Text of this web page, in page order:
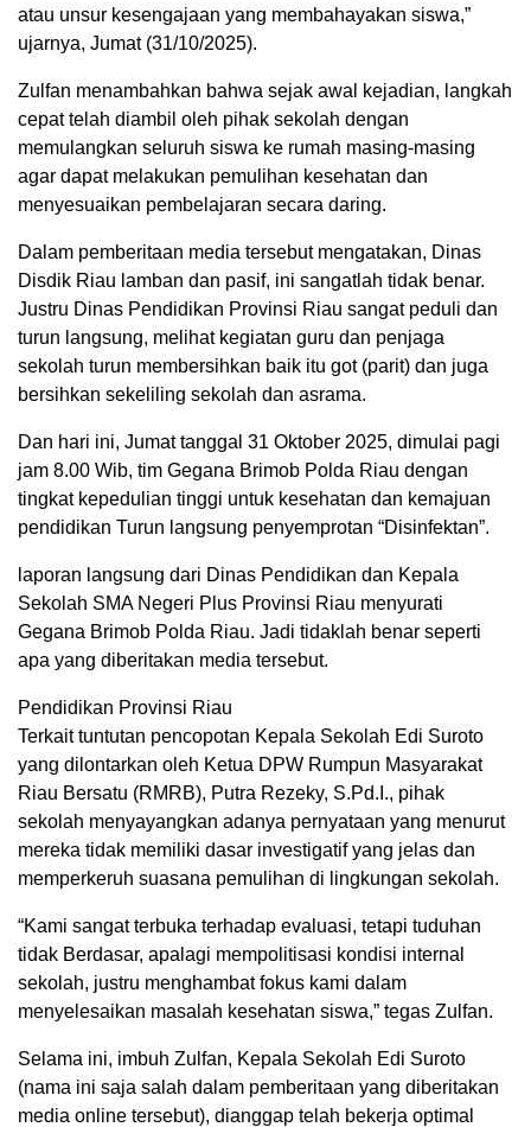
atau unsur kesengajaan yang membahayakan siswa,”
ujarnya, Jumat (31/10/2025).
Zulfan menambahkan bahwa sejak awal kejadian, langkah
cepat telah diambil oleh pihak sekolah dengan
memulangkan seluruh siswa ke rumah masing-masing
agar dapat melakukan pemulihan kesehatan dan
menyesuaikan pembelajaran secara daring.
Dalam pemberitaan media tersebut mengatakan, Dinas
Disdik Riau lamban dan pasif, ini sangatlah tidak benar.
Justru Dinas Pendidikan Provinsi Riau sangat peduli dan
turun langsung, melihat kegiatan guru dan penjaga
sekolah turun membersihkan baik itu got (parit) dan juga
bersihkan sekeliling sekolah dan asrama.
Dan hari ini, Jumat tanggal 31 Oktober 2025, dimulai pagi
jam 8.00 Wib, tim Gegana Brimob Polda Riau dengan
tingkat kepedulian tinggi untuk kesehatan dan kemajuan
pendidikan Turun langsung penyemprotan “Disinfektan”.
laporan langsung dari Dinas Pendidikan dan Kepala
Sekolah SMA Negeri Plus Provinsi Riau menyurati
Gegana Brimob Polda Riau. Jadi tidaklah benar seperti
apa yang diberitakan media tersebut.
Pendidikan Provinsi Riau
Terkait tuntutan pencopotan Kepala Sekolah Edi Suroto
yang dilontarkan oleh Ketua DPW Rumpun Masyarakat
Riau Bersatu (RMRB), Putra Rezeky, S.Pd.I., pihak
sekolah menyayangkan adanya pernyataan yang menurut
mereka tidak memiliki dasar investigatif yang jelas dan
memperkeruh suasana pemulihan di lingkungan sekolah.
“Kami sangat terbuka terhadap evaluasi, tetapi tuduhan
tidak Berdasar, apalagi mempolitisasi kondisi internal
sekolah, justru menghambat fokus kami dalam
menyelesaikan masalah kesehatan siswa,” tegas Zulfan.
Selama ini, imbuh Zulfan, Kepala Sekolah Edi Suroto
(nama ini saja salah dalam pemberitaan yang diberitakan
media online tersebut), dianggap telah bekerja optimal